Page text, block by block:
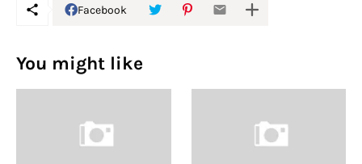
Facebook
You might like